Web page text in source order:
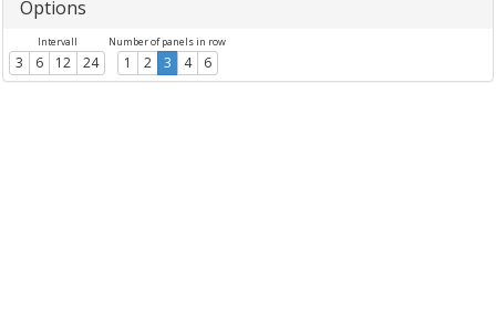
Options
Intervall
3 6 12 24
Number of panels in row
1 2 3 4 6